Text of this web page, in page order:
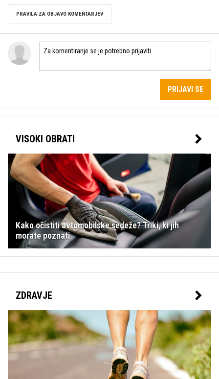
PRAVILA ZA OBJAVO KOMENTARJEV
PRIJAVI SE
VISOKI OBRATI
Kako očistiti avtomobilske sedeže? Triki, ki jih
morate poznati
ZDRAVJE